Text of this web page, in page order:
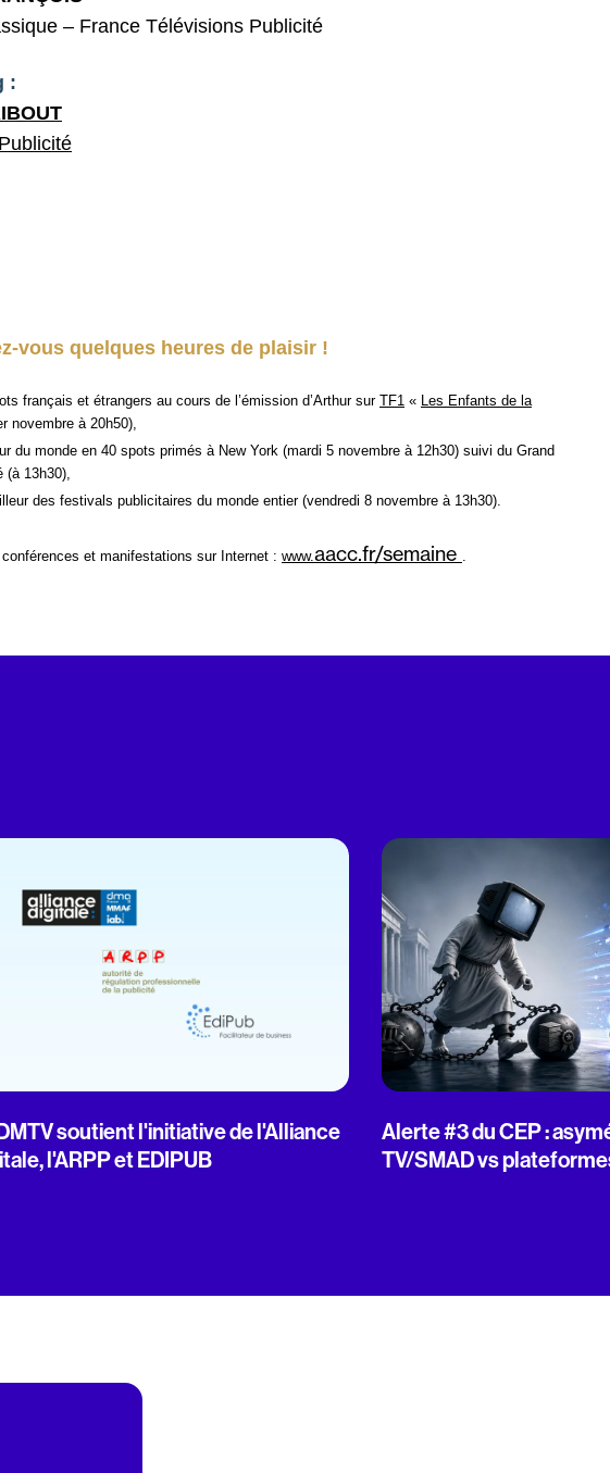
– France Télévisions Publicité
:
vous quelques heures de plaisir !
français et étrangers au cours de l’émission d’Arthur sur TF1 « Les Enfants de la
novembre à 20h50),
du monde en 40 spots primés à New York (mardi 5 novembre à 12h30) suivi du Grand
(à 13h30),
des festivals publicitaires du monde entier (vendredi 8 novembre à 13h30).
et manifestations sur Internet : www.aacc.fr/semaine .
soutient l'initiative de l'Alliance
l'ARPP et EDIPUB
Alerte #3 du CEP :
TV/SMAD vs